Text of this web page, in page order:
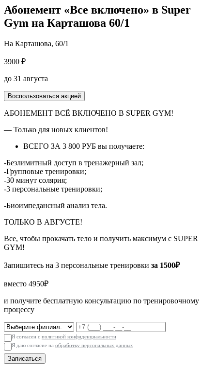
Абонемент «Все включено» в Super
Gym на Карташова 60/1
На Карташова, 60/1
3900 ₽
до 31 августа
Воспользоваться акцией
АБОНЕМЕНТ ВСЁ ВКЛЮЧЕНО В SUPER GYM!
— Только для новых клиентов!
ВСЕГО ЗА 3 800 РУБ вы получаете:
-Безлимитный доступ в тренажерный зал;
-Групповые тренировки;
-30 минут солярия;
-3 персональные тренировки;
-Биоимпедансный анализ тела.
ТОЛЬКО В АВГУСТЕ!
Все, чтобы прокачать тело и получить максимум с SUPER
GYM!
Запишитесь на 3 персональные тренировки за 1500₽
вместо 4950₽
и получите бесплатную консультацию по тренировочному
процессу
Я согласен с политикой конфиденциальности
Я даю согласие на обработку персональных данных
Записаться